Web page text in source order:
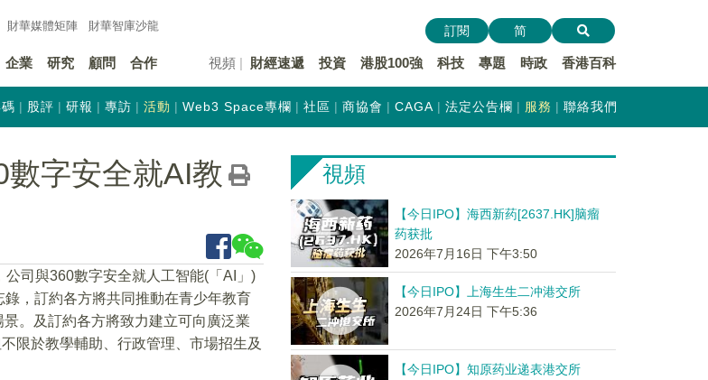
財華媒體矩陣 財華智庫沙龍
企業 研究 顧問 合作 視頻 財經速遞 投資 港股100強 科技 專題 時政 香港百科
訂閱 简
股評 研報 專訪 活動 Web3 Space專欄 社區 商協會 CAGA 法定公告欄 服務 聯絡我們
字安全就AI教
司與360數字安全就人工智能(「AI」)
，訂約各方將共同推動在青少年教育
。及訂約各方將致力建立可向廣泛業
限於教學輔助、行政管理、市場招生及
視頻
【今日IPO】海西新药[2637.HK]脑瘤
药获批
2026年7月16日 下午3:50
【今日IPO】上海生生二冲港交所
2026年7月24日 下午5:36
【今日IPO】知原药业递表港交所